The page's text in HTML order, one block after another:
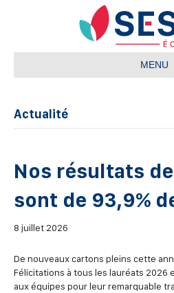
MENU
Actualité
Nos résultats
sont de 93,9%
8 juillet 2026
De nouveaux cartons pleins cette
Félicitations à tous les lauréats 2026
aux équipes pour leur remarquable